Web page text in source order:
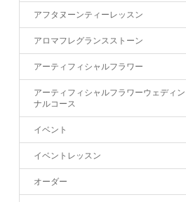
アフタヌーンティーレッスン
アロマフレグランスストーン
アーティフィシャルフラワー
アーティフィシャルフラワーウェディ
ナルコース
イベント
イベントレッスン
オーダー